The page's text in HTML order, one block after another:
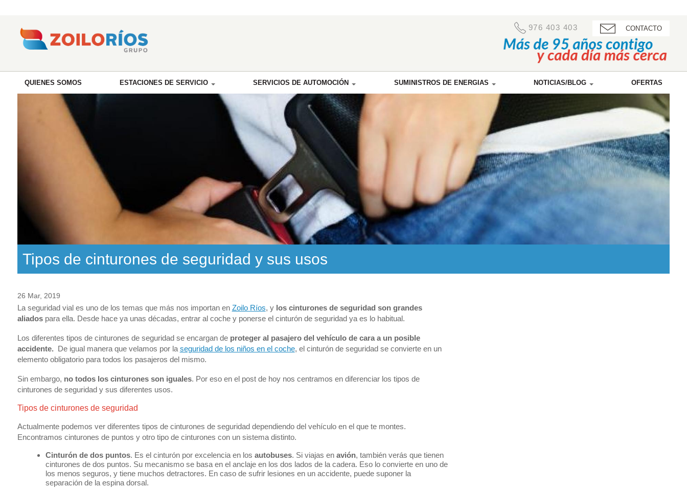
976 403 403 CONTACTO
QUIENES SOMOS ESTACIONES DE SERVICIO SERVICIOS DE AUTOMOCIÓN SUMINISTROS DE ENERGIAS NOTICIAS/BLOG OFERTAS
Tipos de cinturones de seguridad y sus usos
26 Mar, 2019
La seguridad vial es uno de los temas que más nos importan en Zoilo Ríos, y los cinturones de seguridad son grandes
aliadospara ella. Desde hace ya unas décadas, entrar al coche y ponerse el cinturón de seguridad ya es lo habitual.
Los diferentes tipos de cinturones de seguridad se encargan de proteger al pasajero del vehículo de cara a un posible
accidente. De igual manera que velamos por la seguridad de los niños en el coche, el cinturón de seguridad se convierte en un
elemento obligatorio para todos los pasajeros del mismo.
Sin embargo, no todos los cinturones son iguales. Por eso en el post de hoy nos centramos en diferenciar los tipos de
cinturones de seguridad y sus diferentes usos.
Tipos de cinturones de seguridad
Actualmente podemos ver diferentes tipos de cinturones de seguridad dependiendo del vehículo en el que te montes.
Encontramos cinturones de puntos y otro tipo de cinturones con un sistema distinto.
Cinturón de dos puntos. Es el cinturón por excelencia en los autobuses. Si viajas en avión, también verás que tienen
cinturones de dos puntos. Su mecanismo se basa en el anclaje en los dos lados de la cadera. Eso lo convierte en uno de
los menos seguros, y tiene muchos detractores. En caso de sufrir lesiones en un accidente, puede suponer la
separación de la espina dorsal.